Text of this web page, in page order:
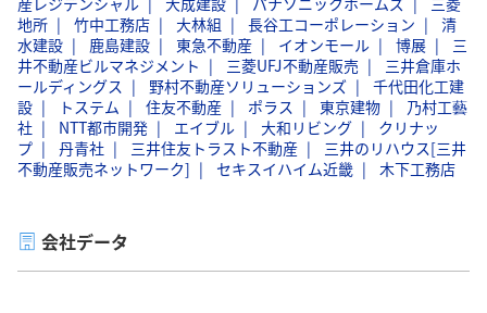
地所
竹中工務店 大林組 長谷工コーポレーション
清
水建設
鹿島建設 東急不動産 イオンモール 博展
三
井不動産ビルマネジメント
三菱UFJ不動産販売
三井倉庫ホ
ールディングス
野村不動産ソリューションズ
千代田化工建
設
トステム 住友不動産 ポラス 東京建物
乃村工藝
社
NTT都市開発 エイブル 大和リビング
クリナッ
プ
丹青社 三井住友トラスト不動産
三井のリハウス[三井
不動産販売ネットワーク]
セキスイハイム近畿 木下工務店
会社データ